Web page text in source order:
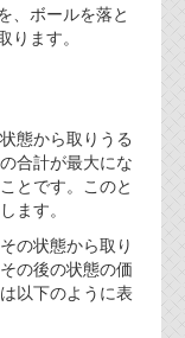
、ボールを落と
ます。
態から取りうる
合計が最大にな
とです。このと
ます。
の状態から取り
の後の状態の価
以下のように表